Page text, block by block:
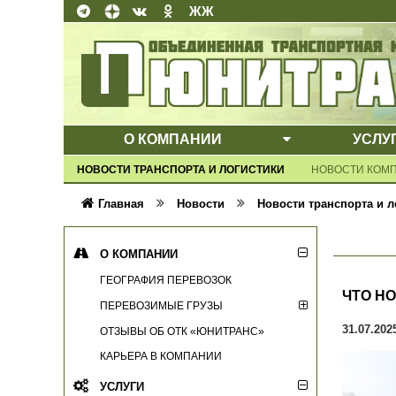
ЖЖ
О КОМПАНИИ
НОВОСТИ ТРАНСПОРТА И ЛОГИСТИКИ НОВОСТИ
Главная Новости Новости транспорта и
ЧТО
О КОМПАНИИ
ГЕОГРАФИЯ ПЕРЕВОЗОК
ПЕРЕВОЗИМЫЕ ГРУЗЫ
ОТЗЫВЫ ОБ ОТК «ЮНИТРАНС»
КАРЬЕРА В КОМПАНИИ
УСЛУГИ